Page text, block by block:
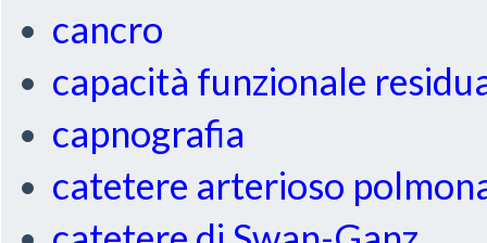
cancro
capacità funzionale
capnografia
catetere arterioso